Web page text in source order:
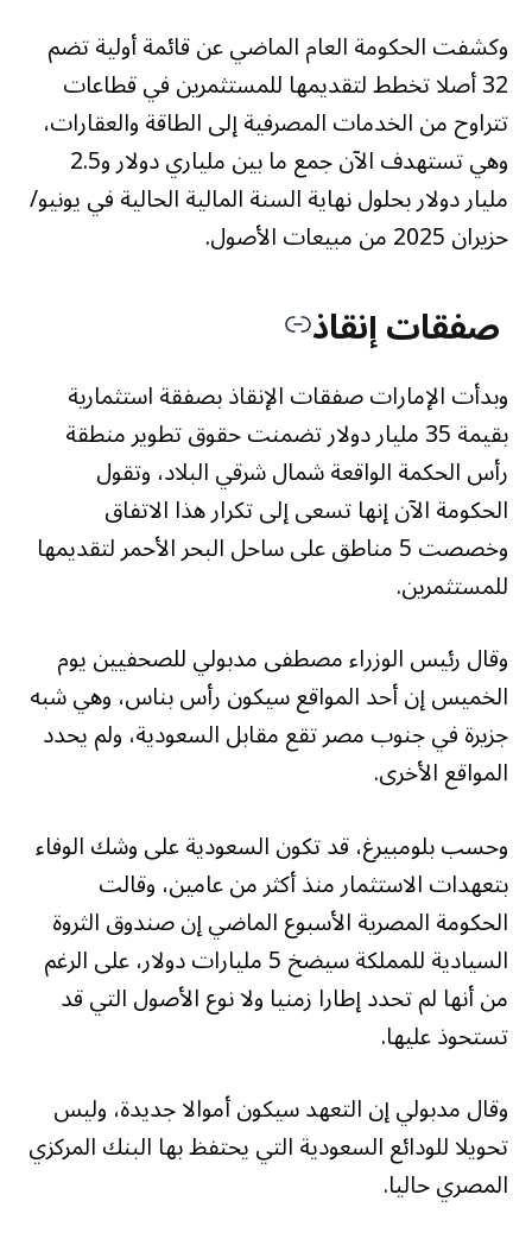
وكشفت الحكومة العام الماضي عن قائمة أولية تضم
32 أصلا تخطط لتقديمها للمستثمرين في قطاعات
تتراوح من الخدمات المصرفية إلى الطاقة والعقارات،
وهي تستهدف الآن جمع ما بين ملياري دولار و2.5
مليار دولار بحلول نهاية السنة المالية الحالية في يونيو/
حزيران 2025 من مبيعات الأصول.
صفقات إنقاذ
وبدأت الإمارات صفقات الإنقاذ بصفقة استثمارية
بقيمة 35 مليار دولار تضمنت حقوق تطوير منطقة
رأس الحكمة الواقعة شمال شرقي البلاد، وتقول
الحكومة الآن إنها تسعى إلى تكرار هذا الاتفاق
وخصصت 5 مناطق على ساحل البحر الأحمر لتقديمها
للمستثمرين.
وقال رئيس الوزراء مصطفى مدبولي للصحفيين يوم
الخميس إن أحد المواقع سيكون رأس بناس، وهي شبه
جزيرة في جنوب مصر تقع مقابل السعودية، ولم يحدد
المواقع الأخرى.
وحسب بلومبيرغ، قد تكون السعودية على وشك الوفاء
بتعهدات الاستثمار منذ أكثر من عامين، وقالت
الحكومة المصرية الأسبوع الماضي إن صندوق الثروة
السيادية للمملكة سيضخ 5 مليارات دولار، على الرغم
من أنها لم تحدد إطارا زمنيا ولا نوع الأصول التي قد
تستحوذ عليها.
وقال مدبولي إن التعهد سيكون أموالا جديدة، وليس
تحويلا للودائع السعودية التي يحتفظ بها البنك المركزي
المصري حاليا.